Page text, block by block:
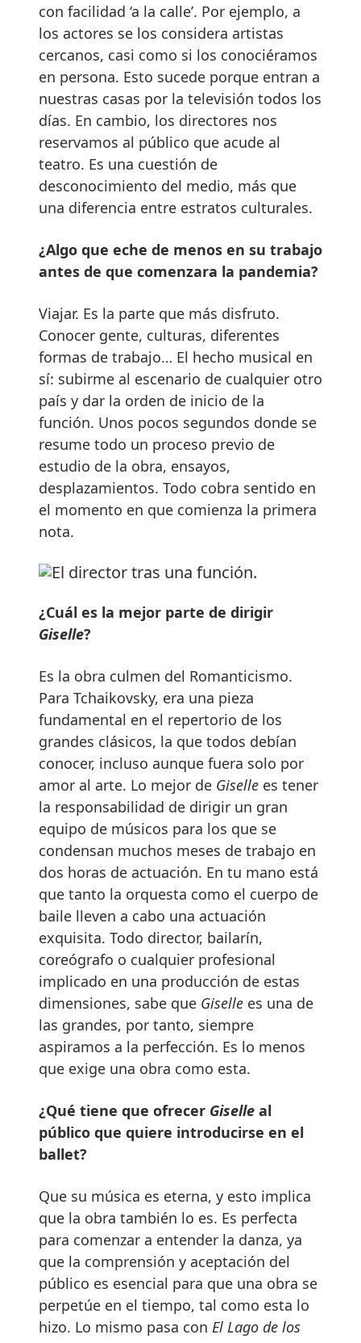
con facilidad ‘a la calle’. Por ejemplo, a
los actores se los considera artistas
cercanos, casi como si los conociéramos
en persona. Esto sucede porque entran a
nuestras casas por la televisión todos los
días. En cambio, los directores nos
reservamos al público que acude al
teatro. Es una cuestión de
desconocimiento del medio, más que
una diferencia entre estratos culturales.
¿Algo que eche de menos en su trabajo
antes de que comenzara la pandemia?
Viajar. Es la parte que más disfruto.
Conocer gente, culturas, diferentes
formas de trabajo… El hecho musical en
sí: subirme al escenario de cualquier otro
país y dar la orden de inicio de la
función. Unos pocos segundos donde se
resume todo un proceso previo de
estudio de la obra, ensayos,
desplazamientos. Todo cobra sentido en
el momento en que comienza la primera
nota.
¿Cuál es la mejor parte de dirigir
Giselle?
Es la obra culmen del Romanticismo.
Para Tchaikovsky, era una pieza
fundamental en el repertorio de los
grandes clásicos, la que todos debían
conocer, incluso aunque fuera solo por
amor al arte. Lo mejor de Giselle es tener
la responsabilidad de dirigir un gran
equipo de músicos para los que se
condensan muchos meses de trabajo en
dos horas de actuación. En tu mano está
que tanto la orquesta como el cuerpo de
baile lleven a cabo una actuación
exquisita. Todo director, bailarín,
coreógrafo o cualquier profesional
implicado en una producción de estas
dimensiones, sabe que Giselle es una de
las grandes, por tanto, siempre
aspiramos a la perfección. Es lo menos
que exige una obra como esta.
¿Qué tiene que ofrecer Giselle al
público que quiere introducirse en el
ballet?
Que su música es eterna, y esto implica
que la obra también lo es. Es perfecta
para comenzar a entender la danza, ya
que la comprensión y aceptación del
público es esencial para que una obra se
perpetúe en el tiempo, tal como esta lo
hizo. Lo mismo pasa con El Lago de los